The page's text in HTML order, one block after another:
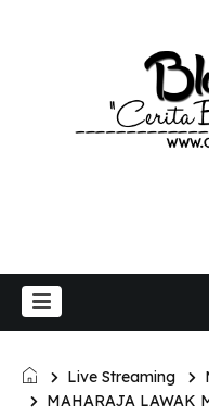
Live Streaming
MAHARAJA LAWAK